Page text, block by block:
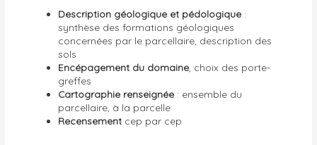
Description géologique et pédologique :
synthèse des formations géologiques
concernées par le parcellaire, description des
sols
Encépagement du domaine , choix des porte-
greffes
Cartographie renseignée : ensemble du
parcellaire, à la parcelle
Recensement cep par cep